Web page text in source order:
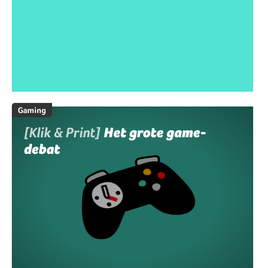
Gaming
[Klik & Print] Het grote game-
debat